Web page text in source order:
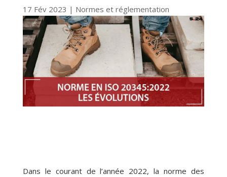
17 Fév 2023 | Normes et réglementation
Dans le courant de l’année 2022, la norme des